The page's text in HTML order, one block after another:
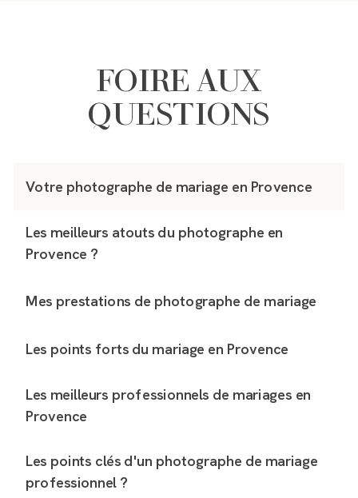
FOIRE AUX
QUESTIONS
Votre photographe de mariage en Provence
Mes prestations de photographe de mariage
Les meilleurs professionnels de mariages en
Provence
Les meilleurs atouts du photographe en
Provence ?
Les points forts du mariage en Provence
Les points clés d'un photographe de mariage
professionnel ?